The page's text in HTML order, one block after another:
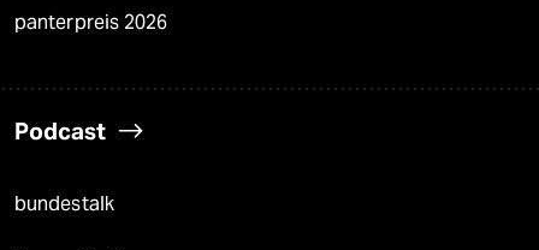
panterpreis 2026
Podcast
bundestalk